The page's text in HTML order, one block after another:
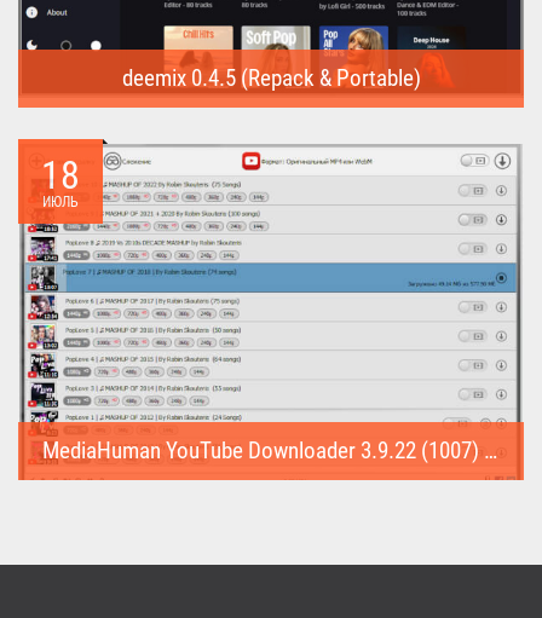
deemix 0.4.5 (Repack & Portable)
треки...
18
ИЮЛЬ
MediaHuman YouTube Downloader 3.9.22 (1007) (Repack & Portable)